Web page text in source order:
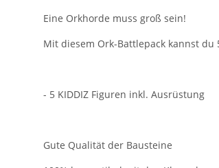
Eine Orkhorde muss groß sein!
Mit diesem Ork-Battlepack kannst
- 5 KIDDIZ Figuren inkl. Ausrüstung
Gute Qualität der Bausteine